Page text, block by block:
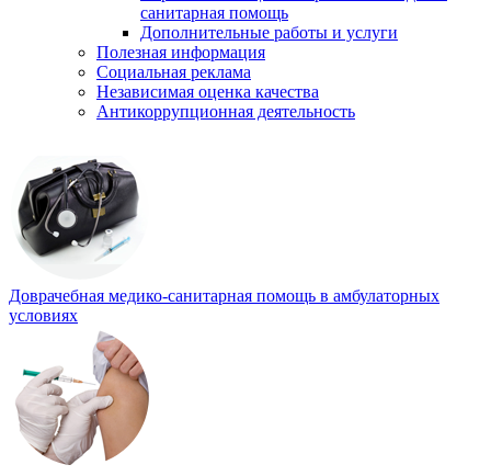
санитарная помощь
Дополнительные работы и услуги
Полезная информация
Социальная реклама
Независимая оценка качества
Антикоррупционная деятельность
Доврачебная медико-санитарная помощь в амбулаторных
условиях